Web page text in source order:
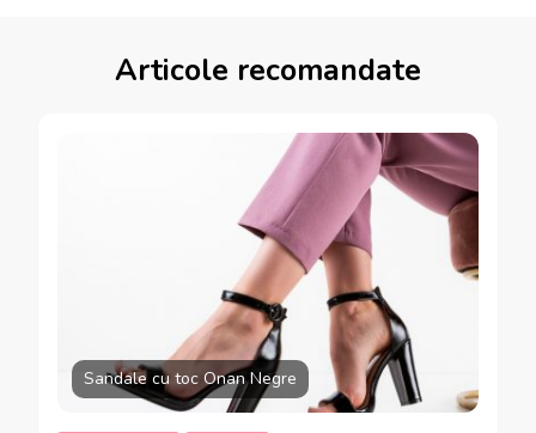
Articole recomandate
Sandale cu toc Onan Negre